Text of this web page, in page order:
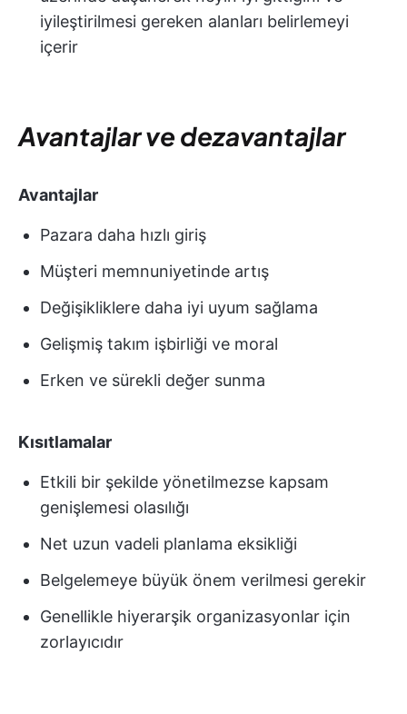
iyileştirilmesi gereken alanları belirlemeyi
içerir
Avantajlar ve dezavantajlar
Avantajlar
Pazara daha hızlı giriş
Müşteri memnuniyetinde artış
Değişikliklere daha iyi uyum sağlama
Gelişmiş takım işbirliği ve moral
Erken ve sürekli değer sunma
Kısıtlamalar
Etkili bir şekilde yönetilmezse kapsam
genişlemesi olasılığı
Net uzun vadeli planlama eksikliği
Belgelemeye büyük önem verilmesi gerekir
Genellikle hiyerarşik organizasyonlar için
zorlayıcıdır